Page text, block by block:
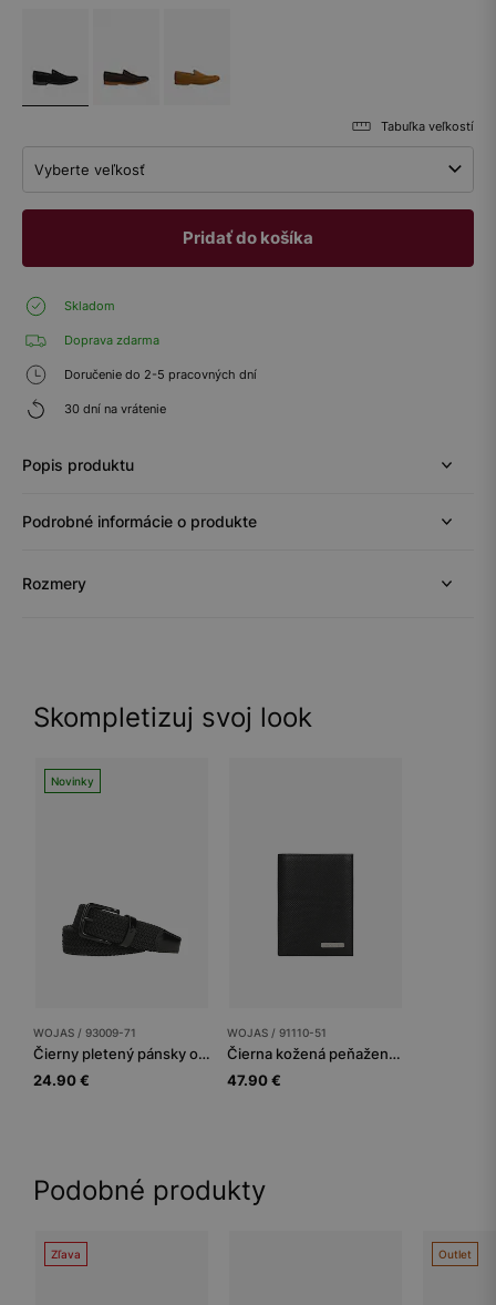
Tabuľka veľkostí
Vyberte veľkosť
Pridať do košíka
Skladom
Doprava zdarma
Doručenie do 2-5 pracovných dní
30 dní na vrátenie
Popis produktu
Podrobné informácie o produkte
Rozmery
Skompletizuj svoj look
Novinky
WOJAS / 93009-71
Čierny pletený pánsky opasok s koženými prvkami
24.90 €
WOJAS / 91110-51
Čierna kožená peňaženka na karty
47.90 €
Podobné produkty
Zľava Outlet